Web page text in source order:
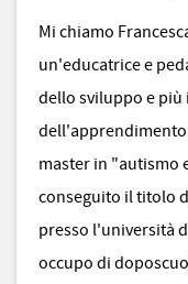
Mi chiamo
un'educatrice e
dello sviluppo e
master in "autismo
conseguito il titolo
presso l'università
occupo di